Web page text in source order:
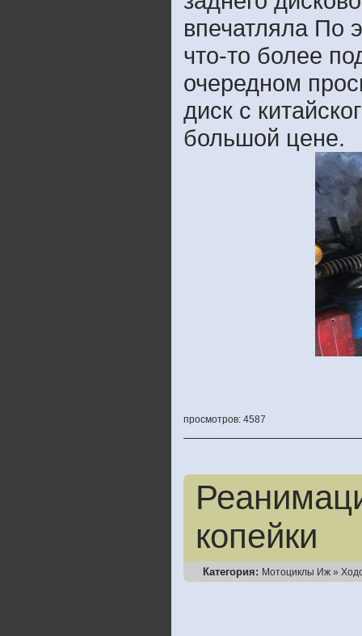
впечатляла По
что-то более
очередном
диск с
большой цене.
просмотров: 4587
копейки
Категория: Мотоциклы Иж »